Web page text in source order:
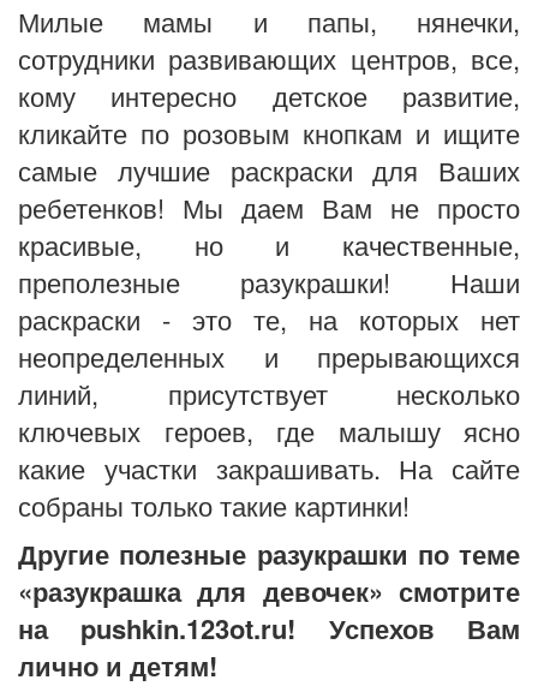
Милые мамы и папы, нянечки,
сотрудники развивающих центров, все,
кому интересно детское развитие,
кликайте по розовым кнопкам и ищите
самые лучшие раскраски для Ваших
ребетенков! Мы даем Вам не просто
красивые, но и качественные,
преполезные разукрашки! Наши
раскраски - это те, на которых нет
неопределенных и прерывающихся
линий, присутствует несколько
ключевых героев, где малышу ясно
какие участки закрашивать. На сайте
собраны только такие картинки!
Другие полезные разукрашки по теме
«разукрашка для девочек» смотрите
на pushkin.123ot.ru! Успехов Вам
лично и детям!